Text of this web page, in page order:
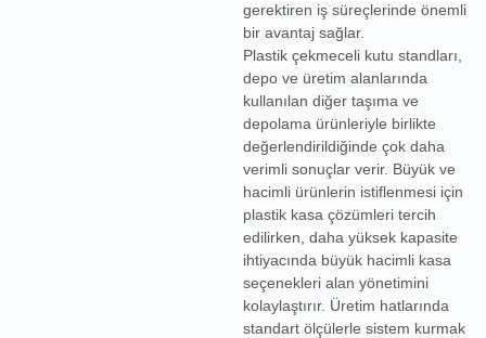
gerektiren iş süreçlerinde önemli
bir avantaj sağlar.
Plastik çekmeceli kutu standları,
depo ve üretim alanlarında
kullanılan diğer taşıma ve
depolama ürünleriyle birlikte
değerlendirildiğinde çok daha
verimli sonuçlar verir. Büyük ve
hacimli ürünlerin istiflenmesi için
plastik kasa çözümleri tercih
edilirken, daha yüksek kapasite
ihtiyacında büyük hacimli kasa
seçenekleri alan yönetimini
kolaylaştırır. Üretim hatlarında
standart ölçülerle sistem kurmak